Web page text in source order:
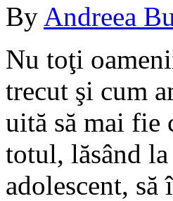
By Andreea
Nu toţi
trecut şi cum
uită să mai fie
totul, lăsând
adolescent,